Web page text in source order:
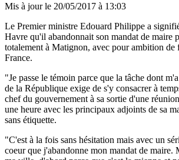
Mis à jour le 20/05/2017 à 13:03
Le Premier ministre Edouard Philippe a
Havre qu'il abandonnait son mandat de maire
totalement à Matignon, avec pour ambition
France.
"Je passe le témoin parce que la tâche dont
de la République exige de s'y consacrer à
chef du gouvernement à sa sortie d'une
une heure avec les principaux adjoints de sa
sans étiquette.
"C'est à la fois sans hésitation mais avec un
coeur que j'abandonne mon mandat de maire.